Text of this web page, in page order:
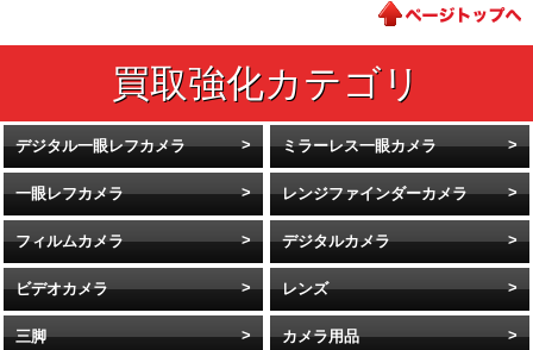
デジタル一眼レフカメラ ミラーレス一眼カメラ
一眼レフカメラ レンジファインダーカメラ
フィルムカメラ デジタルカメラ
ビデオカメラ レンズ
三脚 カメラ用品